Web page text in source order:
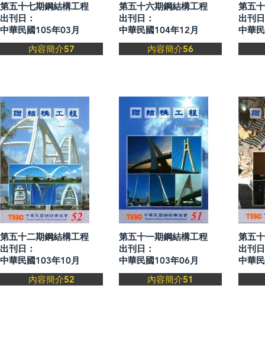
第五十七期鋼結構工程
出刊日：
中華民國105年03月
內容簡介57
第五十六期鋼結構工程
出刊日：
中華民國104年12月
內容簡介56
第五
出刊
中華
第五十二期鋼結構工程
出刊日：
中華民國103年10月
內容簡介52
第五十一期鋼結構工程
出刊日：
中華民國103年06月
內容簡介51
第五
出刊
中華